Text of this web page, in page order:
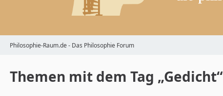
Philosophie-Raum.de - Das Philosophie Forum
Themen mit dem Tag „Gedicht“